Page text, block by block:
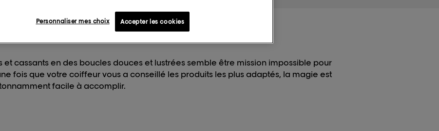
et cassants en des boucles douces et lustrées semble être mission impossible pour
fois que votre coiffeur vous a conseillé les produits les plus adaptés, la magie est
facile à accomplir.
Accepter les cookies
Personnaliser mes choix